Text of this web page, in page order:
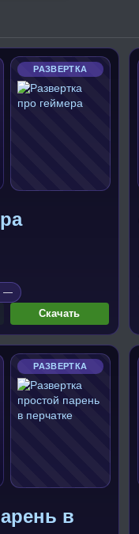
РАЗВЕРТКА
—
Скачать
РАЗВЕРТКА
в